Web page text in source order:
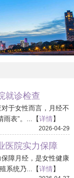
就诊检查
于女性而言，月经不
雨表”。...【详情】
2026-04-29
医院实力保障
障月经，是女性健康
系统乃...【详情】